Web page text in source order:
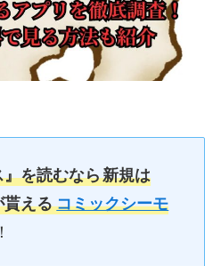
を読むなら新規は
貰えるコミックシーモ